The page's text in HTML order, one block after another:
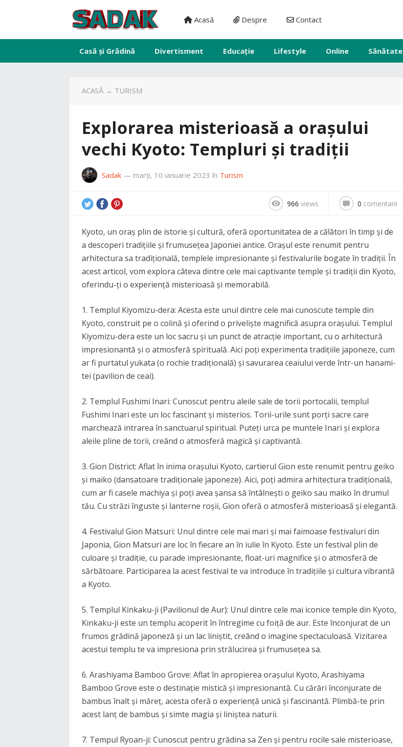
Acasă Despre Contact
Casă și Grădină Divertisment Educație Lifestyle Online Sănătate
ACASĂ→ TURISM
Explorarea misterioasă a orașului
vechi Kyoto: Templuri și tradiții
Sadak — marți, 10 ianuarie 2023 în Turism
966 views 0 comentarii
Kyoto, un oraș plin de istorie și cultură, oferă oportunitatea de a călători în timp și de
a descoperi tradițiile și frumusețea Japoniei antice. Orașul este renumit pentru
arhitectura sa tradițională, templele impresionante și festivalurile bogate în tradiții. În
acest articol, vom explora câteva dintre cele mai captivante temple și tradiții din Kyoto,
oferindu-ți o experiență misterioasă și memorabilă.
1. Templul Kiyomizu-dera: Acesta este unul dintre cele mai cunoscute temple din
Kyoto, construit pe o colină și oferind o priveliște magnifică asupra orașului. Templul
Kiyomizu-dera este un loc sacru și un punct de atracție important, cu o arhitectură
impresionantă și o atmosferă spirituală. Aici poți experimenta tradițiile japoneze, cum
ar fi purtatul yukata (o rochie tradițională) și savurarea ceaiului verde într-un hanami-
tei (pavilion de ceai).
2. Templul Fushimi Inari: Cunoscut pentru aleile sale de torii portocalii, templul
Fushimi Inari este un loc fascinant și misterios. Torii-urile sunt porți sacre care
marchează intrarea în sanctuarul spiritual. Puteți urca pe muntele Inari și explora
aleile pline de torii, creând o atmosferă magică și captivantă.
3. Gion District: Aflat în inima orașului Kyoto, cartierul Gion este renumit pentru geiko
și maiko (dansatoare tradiționale japoneze). Aici, poți admira arhitectura tradițională,
cum ar fi casele machiya și poți avea șansa să întâlnești o geiko sau maiko în drumul
tău. Cu străzi înguste și lanterne roșii, Gion oferă o atmosferă misterioasă și elegantă.
4. Festivalul Gion Matsuri: Unul dintre cele mai mari și mai faimoase festivaluri din
Japonia, Gion Matsuri are loc în fiecare an în iulie în Kyoto. Este un festival plin de
culoare și tradiție, cu parade impresionante, float-uri magnifice și o atmosferă de
sărbătoare. Participarea la acest festival te va introduce în tradițiile și cultura vibrantă
a Kyoto.
5. Templul Kinkaku-ji (Pavilionul de Aur): Unul dintre cele mai iconice temple din Kyoto,
Kinkaku-ji este un templu acoperit în întregime cu foiță de aur. Este înconjurat de un
frumos grădină japoneză și un lac liniștit, creând o imagine spectaculoasă. Vizitarea
acestui templu te va impresiona prin strălucirea și frumusețea sa.
6. Arashiyama Bamboo Grove: Aflat în apropierea orașului Kyoto, Arashiyama
Bamboo Grove este o destinație mistică și impresionantă. Cu cărări înconjurate de
bambus înalt și măreț, acesta oferă o experiență unică și fascinantă. Plimbă-te prin
acest lanț de bambus și simte magia și liniștea naturii.
7. Tempul Ryoan-ji: Cunoscut pentru grădina sa Zen și pentru rocile sale misterioase,